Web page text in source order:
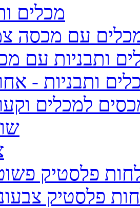
מכלים
עם מכסה
ותבניות עם
ותבניות -
למכלים
פלסטיק
פלסטיק